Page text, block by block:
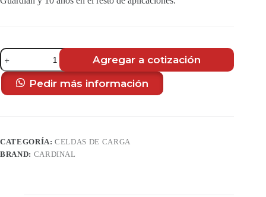
Celda
de
Carga
Hidráulica
Guardian
Agregar a cotización
Pedir más información
CATEGORÍA:CELDAS DE CARGA
BRAND: CARDINAL